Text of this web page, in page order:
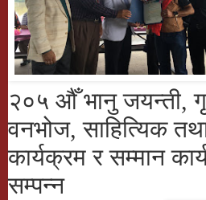
२०५ औँ भानु जयन्ती,
वनभोज, साहित्यिक
कार्यक्रम र सम्मान
सम्पन्न